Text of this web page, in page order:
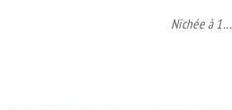
Nichée à 1...